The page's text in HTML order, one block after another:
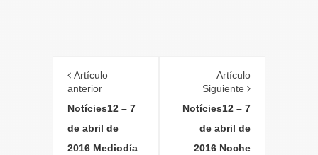
Artículo
anterior
Notícies12 – 7
de abril de
2016 Mediodía
Artículo
Siguiente
Notícies12 – 7
de abril de
2016 Noche